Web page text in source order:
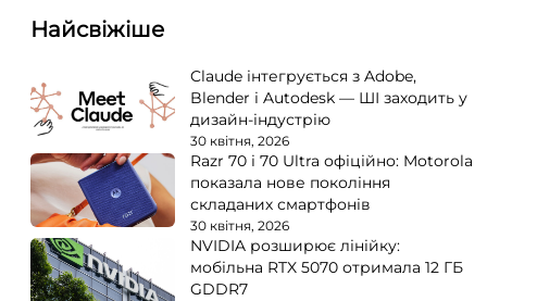
Найсвіжіше
Claude інтегрується з Adobe,
Blender і Autodesk — ШІ заходить у
дизайн-індустрію
30 квітня, 2026
Razr 70 і 70 Ultra офіційно: Motorola
показала нове покоління
складаних смартфонів
30 квітня, 2026
NVIDIA розширює лінійку:
мобільна RTX 5070 отримала 12 ГБ
GDDR7